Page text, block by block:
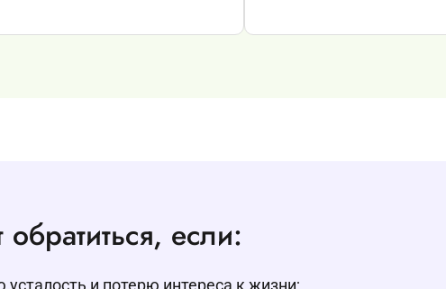
обратиться, если:
и потерю интереса к жизни;